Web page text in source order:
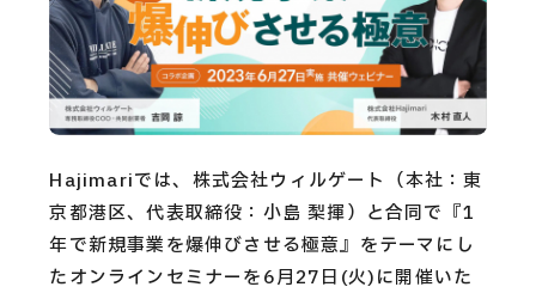
CONTACT
Security Action
Hajimariでは、株式会社ウィルゲート（本社：東
京都港区、代表取締役：小島 梨揮）と合同で『1
年で新規事業を爆伸びさせる極意』をテーマにし
たオンラインセミナーを6月27日(火)に開催いた